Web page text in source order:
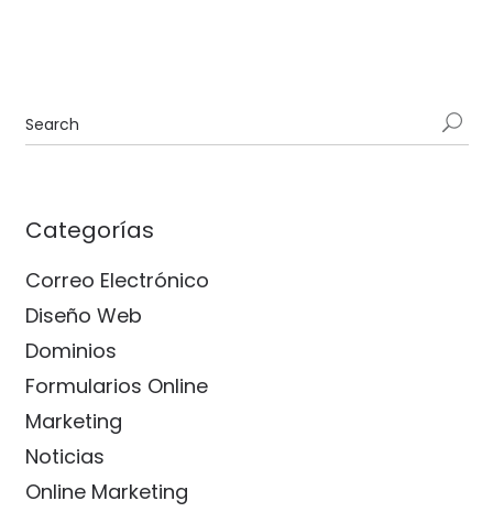
Categorías
Correo Electrónico
Diseño Web
Dominios
Formularios Online
Marketing
Noticias
Online Marketing